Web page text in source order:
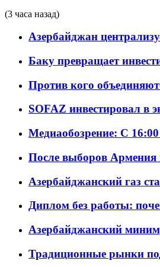
(3 часа назад)
Азербайджан
Баку превращает
Против кого
SOFAZ инвестировал в
Медиаобозрение: С 16:00
После выборов Армения
Азербайджанский газ
Диплом без работы:
Азербайджанский
Традиционные рынки